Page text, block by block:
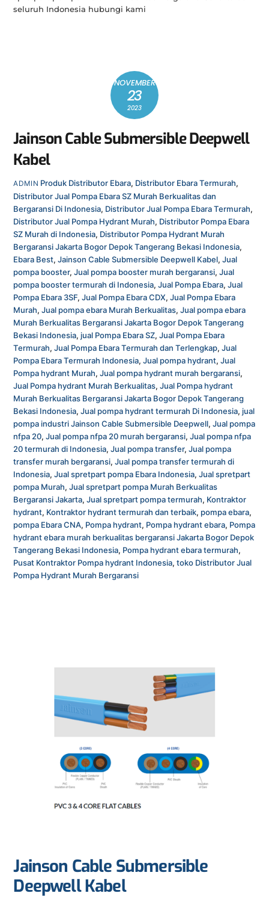
seluruh Indonesia hubungi kami
NOVEMBER
23
2023
Jainson Cable Submersible Deepwell
Kabel
ADMIN Produk Distributor Ebara, Distributor Ebara Termurah,
Distributor Jual Pompa Ebara SZ Murah Berkualitas dan
Bergaransi Di Indonesia, Distributor Jual Pompa Ebara Termurah,
Distributor Jual Pompa Hydrant Murah, Distributor Pompa Ebara
SZ Murah di Indonesia, Distributor Pompa Hydrant Murah
Bergaransi Jakarta Bogor Depok Tangerang Bekasi Indonesia,
Ebara Best,Jainson Cable Submersible Deepwell Kabel,Jual
pompa booster,Jual pompa booster murah bergaransi,Jual
pompa booster termurah di Indonesia,Jual Pompa Ebara,Jual
Pompa Ebara 3SF,Jual Pompa Ebara CDX,Jual Pompa Ebara
Murah,Jual pompa ebara Murah Berkualitas,Jual pompa ebara
Murah Berkualitas Bergaransi Jakarta Bogor Depok Tangerang
Bekasi Indonesia, jual Pompa Ebara SZ,Jual Pompa Ebara
Termurah,Jual Pompa Ebara Termurah dan Terlengkap,Jual
Pompa Ebara Termurah Indonesia,Jual pompa hydrant,Jual
Pompa hydrant Murah,Jual pompa hydrant murah bergaransi,
Jual Pompa hydrant Murah Berkualitas,Jual Pompa hydrant
Murah Berkualitas Bergaransi Jakarta Bogor Depok Tangerang
Bekasi Indonesia,Jual pompa hydrant termurah Di Indonesia, jual
pompa industri Jainson Cable Submersible Deepwell,Jual pompa
nfpa 20,Jual pompa nfpa 20 murah bergaransi,Jual pompa nfpa
20 termurah di Indonesia,Jual pompa transfer,Jual pompa
transfer murah bergaransi,Jual pompa transfer termurah di
Indonesia,Jual spretpart pompa Ebara Indonesia,Jual spretpart
pompa Murah,Jual spretpart pompa Murah Berkualitas
Bergaransi Jakarta,Jual spretpart pompa termurah, Kontraktor
hydrant, Kontraktor hydrant termurah dan terbaik, pompa ebara,
pompa Ebara CNA, Pompa hydrant, Pompa hydrant ebara, Pompa
hydrant ebara murah berkualitas bergaransi Jakarta Bogor Depok
Tangerang Bekasi Indonesia, Pompa hydrant ebara termurah,
Pusat Kontraktor Pompa hydrant Indonesia,toko Distributor Jual
Pompa Hydrant Murah Bergaransi
Jainson Cable Submersible
Deepwell Kabel